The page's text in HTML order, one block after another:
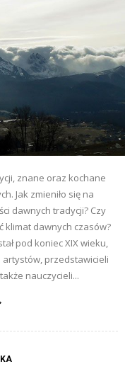
znane oraz kochane
Jak zmieniło się na
dawnych tradycji? Czy
klimat dawnych czasów?
pod koniec XIX wieku,
artystów, przedstawicieli
nauczycieli...